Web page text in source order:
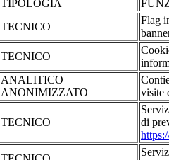
TIPOLOGIA
TECNICO
Flag
TECNICO
ANALITICO
ANONIMIZZATO
visite
TECNICO
di